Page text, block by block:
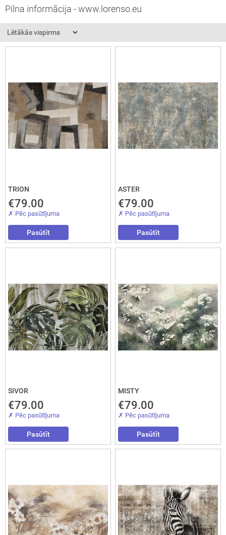
Pilna informācija - www.lorenso.eu
TRION
€79.00
✗ Pēc pasūtījuma
Pasūtīt
ASTER
€79.00
✗ Pēc pasūtījuma
Pasūtīt
SIVOR
€79.00
✗ Pēc pasūtījuma
Pasūtīt
MISTY
€79.00
✗ Pēc pasūtījuma
Pasūtīt
Interesē
durvis
mājai
Nosūtīt!
Aizvērt!